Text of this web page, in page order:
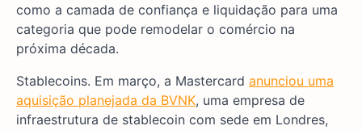
como a camada de confiança e liquidação para uma
categoria que pode remodelar o comércio na
próxima década.
Stablecoins. Em março, a Mastercard anunciou uma
aquisição planejada da BVNK, uma empresa de
infraestrutura de stablecoin com sede em Londres,